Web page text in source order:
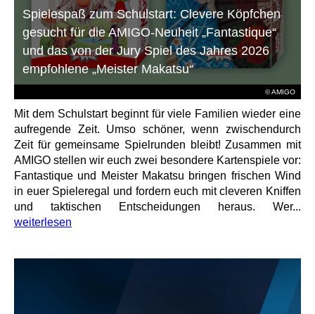
© AMIGO
Spielespaß zum Schulstart: Clevere Köpfchen
gesucht für die AMIGO-Neuheit „Fantastique“
und das von der Jury Spiel des Jahres 2026
empfohlene „Meister Makatsu“
Mit dem Schulstart beginnt für viele Familien wieder eine
aufregende Zeit. Umso schöner, wenn zwischendurch
Zeit für gemeinsame Spielrunden bleibt! Zusammen mit
AMIGO stellen wir euch zwei besondere Kartenspiele vor:
Fantastique und Meister Makatsu bringen frischen Wind
in euer Spieleregal und fordern euch mit cleveren Kniffen
und taktischen Entscheidungen heraus. Wer...
weiterlesen